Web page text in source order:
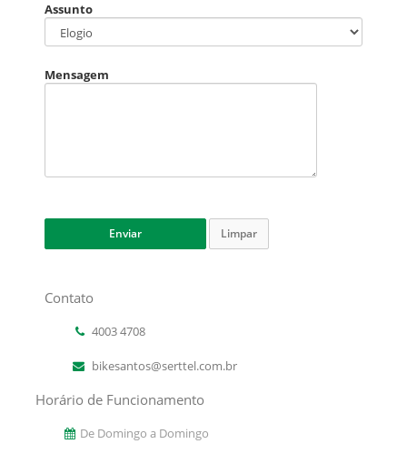
Assunto
Mensagem
Limpar
Contato
4003 4708
bikesantos@serttel.com.br
Horário de Funcionamento
De Domingo a Domingo